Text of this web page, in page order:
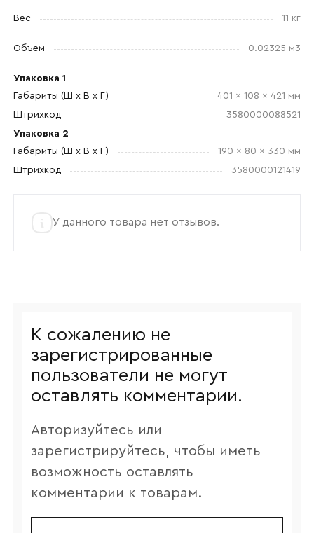
Вес 11 кг
Объем 0.02325 м3
Упаковка 1
Габариты (Ш x В x Г)
401 x 108 x 421 мм
Штрихкод
3580000088521
Упаковка 2
Габариты (Ш x В x Г)
190 x 80 x 330 мм
Штрихкод
3580000121419
У данного товара нет отзывов.
К сожалению не
зарегистрированные
пользователи не могут
оставлять комментарии.
Авторизуйтесь или
зарегистрируйтесь, чтобы иметь
возможность оставлять
комментарии к товарам.